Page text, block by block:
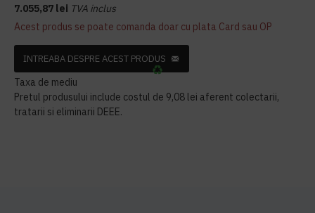
7.055,87 lei TVA inclus
Acest produs se poate comanda doar cu plata Card sau OP
INTREABA DESPRE ACEST PRODUS
Taxa de mediu
Pretul produsului include costul de 9,08 lei aferent colectarii,
tratarii si eliminarii DEEE.